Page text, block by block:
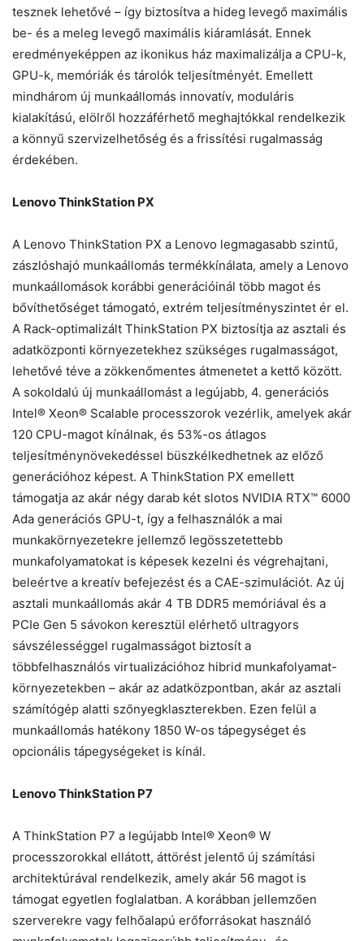
tesznek lehetővé – így biztosítva a hideg levegő maximális
be- és a meleg levegő maximális kiáramlását. Ennek
eredményeképpen az ikonikus ház maximalizálja a CPU-k,
GPU-k, memóriák és tárolók teljesítményét. Emellett
mindhárom új munkaállomás innovatív, moduláris
kialakítású, elölről hozzáférhető meghajtókkal rendelkezik
a könnyű szervizelhetőség és a frissítési rugalmasság
érdekében.
Lenovo ThinkStation PX
A Lenovo ThinkStation PX a Lenovo legmagasabb szintű,
zászlóshajó munkaállomás termékkínálata, amely a Lenovo
munkaállomások korábbi generációinál több magot és
bővíthetőséget támogató, extrém teljesítményszintet ér el.
A Rack-optimalizált ThinkStation PX biztosítja az asztali és
adatközponti környezetekhez szükséges rugalmasságot,
lehetővé téve a zökkenőmentes átmenetet a kettő között.
A sokoldalú új munkaállomást a legújabb, 4. generációs
Intel® Xeon® Scalable processzorok vezérlik, amelyek akár
120 CPU-magot kínálnak, és 53%-os átlagos
teljesítménynövekedéssel büszkélkedhetnek az előző
generációhoz képest. A ThinkStation PX emellett
támogatja az akár négy darab két slotos NVIDIA RTX™ 6000
Ada generációs GPU-t, így a felhasználók a mai
munkakörnyezetekre jellemző legösszetettebb
munkafolyamatokat is képesek kezelni és végrehajtani,
beleértve a kreatív befejezést és a CAE-szimulációt. Az új
asztali munkaállomás akár 4 TB DDR5 memóriával és a
PCIe Gen 5 sávokon keresztül elérhető ultragyors
sávszélességgel rugalmasságot biztosít a
többfelhasználós virtualizációhoz hibrid munkafolyamat-
környezetekben – akár az adatközpontban, akár az asztali
számítógép alatti szőnyegklaszterekben. Ezen felül a
munkaállomás hatékony 1850 W-os tápegységet és
opcionális tápegységeket is kínál.
Lenovo ThinkStation P7
A ThinkStation P7 a legújabb Intel® Xeon® W
processzorokkal ellátott, áttörést jelentő új számítási
architektúrával rendelkezik, amely akár 56 magot is
támogat egyetlen foglalatban. A korábban jellemzően
szerverekre vagy felhőalapú erőforrásokat használó